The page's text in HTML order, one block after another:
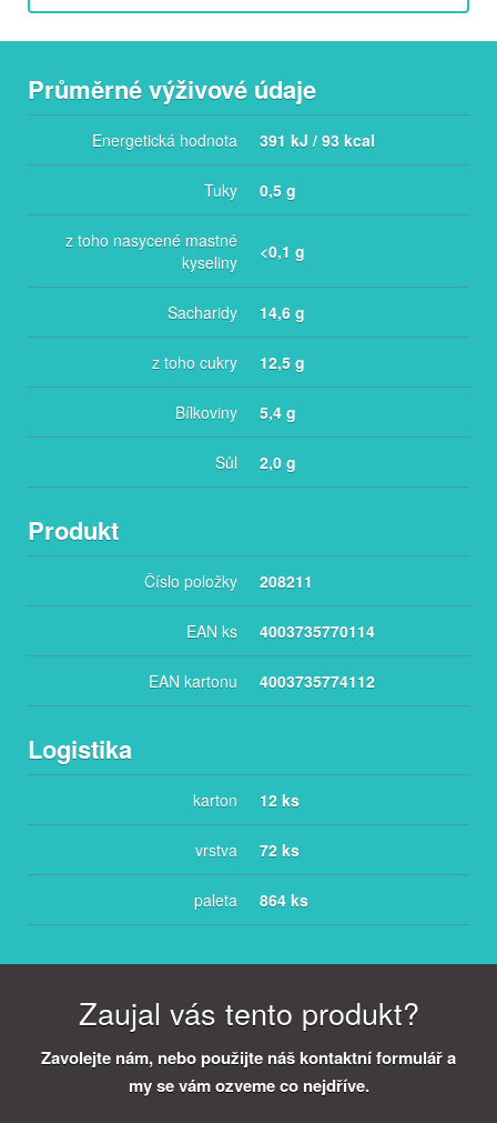
Průměrné výživové údaje
Energetická hodnota 391 kJ / 93 kcal
Tuky 0,5 g
z toho nasycené mastné
kyseliny
<0,1 g
Sacharidy 14,6 g
z toho cukry 12,5 g
Bílkoviny 5,4 g
Sůl 2,0 g
Produkt
Číslo položky 208211
EAN ks 4003735770114
EAN kartonu 4003735774112
Logistika
karton 12 ks
vrstva 72 ks
paleta 864 ks
Zaujal vás tento produkt?
Zavolejte nám, nebo použijte náš kontaktní formulář a
my se vám ozveme co nejdříve.